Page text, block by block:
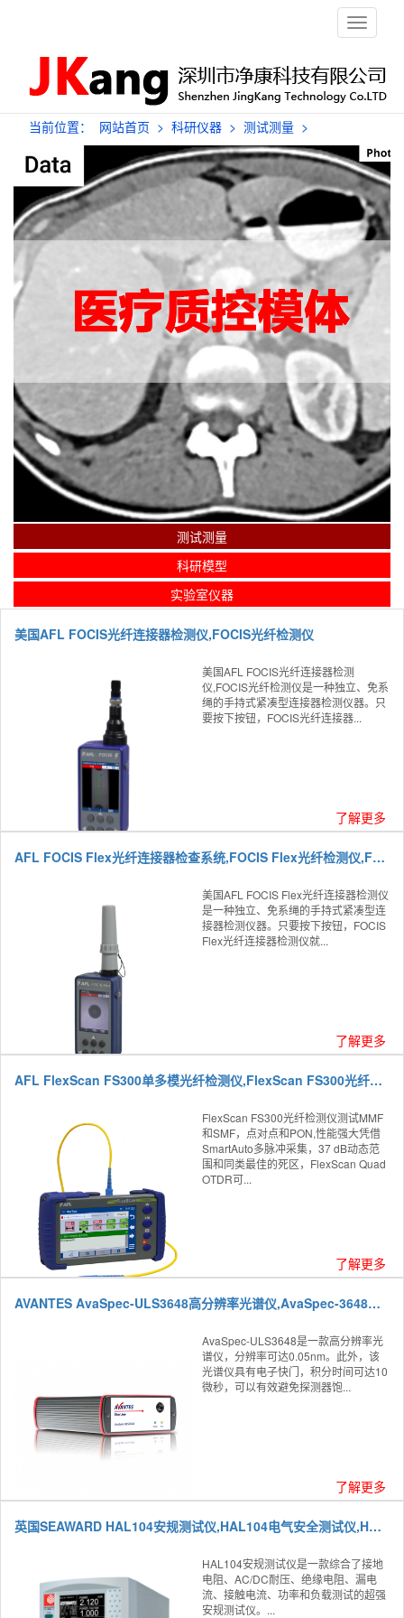
栏
目
航
当前位置： 网站首页 > 科研仪器 > 测试测量 >
测试测量
科研模型
实验室仪器
美国AFL FOCIS光纤连接器检测仪,FOCIS光纤检测仪
美国AFL FOCIS光纤连接器检测
仪,FOCIS光纤检测仪是一种独立、免系
绳的手持式紧凑型连接器检测仪器。只
要按下按钮，FOCIS光纤连接器...
了解更多
AFL FOCIS Flex光纤连接器检查系统,FOCIS Flex光纤检测仪,FOCIS Flex连接器分析仪
美国AFL FOCIS Flex光纤连接器检测仪
是一种独立、免系绳的手持式紧凑型连
接器检测仪器。只要按下按钮，FOCIS
Flex光纤连接器检测仪就...
了解更多
AFL FlexScan FS300单多模光纤检测仪,FlexScan FS300光纤检测仪
FlexScan FS300光纤检测仪测试MMF
和SMF，点对点和PON,性能强大凭借
SmartAuto多脉冲采集，37 dB动态范
围和同类最佳的死区，FlexScan Quad
OTDR可...
了解更多
AVANTES AvaSpec-ULS3648高分辨率光谱仪,AvaSpec-3648光纤光谱仪
AvaSpec-ULS3648是一款高分辨率光
谱仪，分辨率可达0.05nm。此外，该
光谱仪具有电子快门，积分时间可达10
微秒，可以有效避免探测器饱...
了解更多
英国SEAWARD HAL104安规测试仪,HAL104电气安全测试仪,HAL104生产线安全测试仪
HAL104安规测试仪是一款综合了接地
电阻、AC/DC耐压、绝缘电阻、漏电
流、接触电流、功率和负载测试的超强
安规测试仪。...